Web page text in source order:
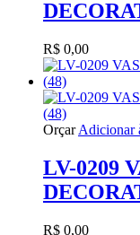
R$ 0,00
Orçar Adicionar
LV-0209
R$ 0,00